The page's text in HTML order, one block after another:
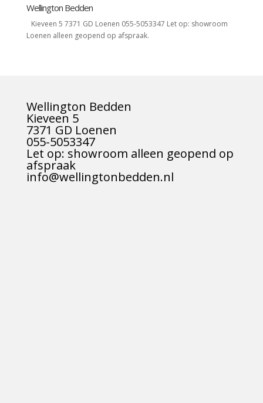
Wellington Bedden
Kieveen 5 7371 GD Loenen 055-5053347 Let op: showroom
Loenen alleen geopend op afspraak.
Wellington Bedden
Kieveen 5
7371 GD Loenen
055-5053347
Let op: showroom alleen geopend op
afspraak
info@wellingtonbedden.nl